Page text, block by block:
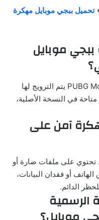
تحميل ببجي موبايل مهكرة
ببجي موبايل
ج: هي نسخة غير رسمية من لعبة PUBG Mobile يتم الترويج لها
في النسخة الأصلية،
آمن على
تحتوي على ملفات ضارة أو
أو فقدان البيانات،
الدائم.
الرسمية